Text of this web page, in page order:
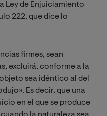
Ley de Enjuiciamiento
222, que dice lo
firmes, sean
excluirá, conforme a la
sea idéntico al del
Es decir, que una
en el que se produce